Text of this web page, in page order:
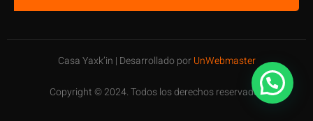
Casa Yaxk’in | Desarrollado porUnWebmaster
Copyright © 2024. Todos los derechos reservados